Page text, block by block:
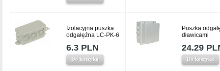
Izolacyjna puszka
odgałęźna LC-PK-6
6.3 PLN
Do koszyka
Puszka
dławicami
24.29
Do koszyka